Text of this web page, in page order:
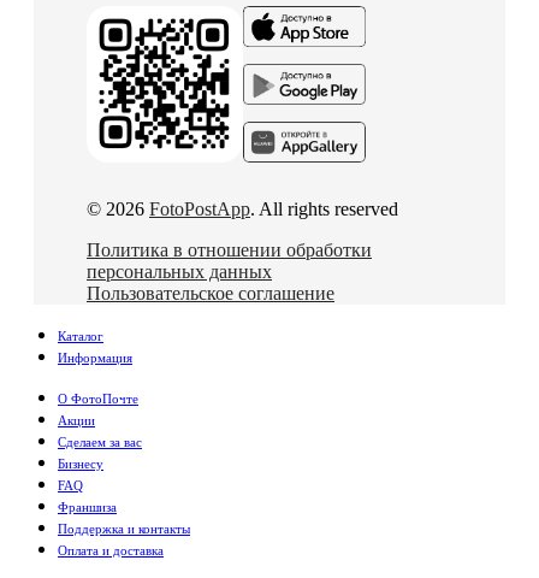
© 2026 FotoPostApp. All rights reserved
Политика в отношении обработки
персональных данных
Пользовательское соглашение
Каталог
Информация
О ФотоПочте
Акции
Сделаем за вас
Бизнесу
FAQ
Франшиза
Поддержка и контакты
Оплата и доставка